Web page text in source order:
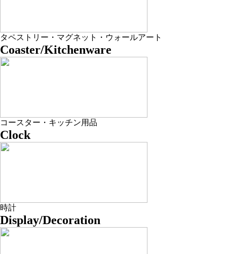
タペストリー・マグネット・ウォールアート
Coaster/Kitchenware
コースター・キッチン用品
Clock
時計
Display/Decoration